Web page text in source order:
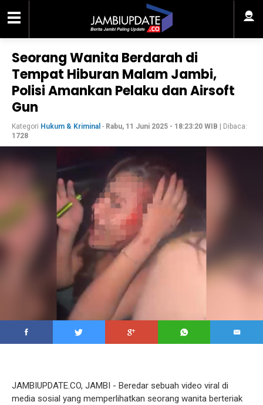
Seorang Wanita Berdarah di
Tempat Hiburan Malam Jambi,
Polisi Amankan Pelaku dan Airsoft
Gun
Kategori Hukum & Kriminal - Rabu, 11 Juni 2025 - 18:23:20 WIB | Dibaca:
1728
JAMBIUPDATE.CO, JAMBI - Beredar sebuah video viral di
media sosial yang memperlihatkan seorang wanita berteriak